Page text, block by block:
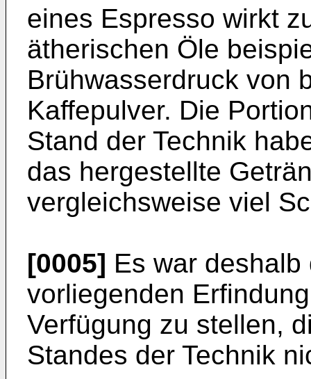
eines Espresso wirkt
ätherischen Öle
Brühwasserdruck von
Kaffepulver. Die
Stand der Technik
das hergestellte
vergleichsweise viel
[0005] Es war
vorliegenden
Verfügung zu stellen,
Standes der Technik